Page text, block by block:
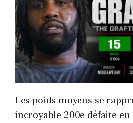
Les poids moyens se
incroyable 200e défaite